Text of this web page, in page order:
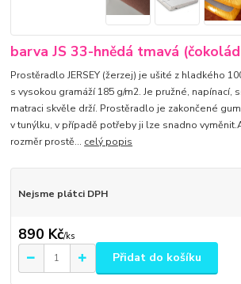
barva JS 33-hnědá tmavá
Prostěradlo JERSEY (žerzej) je ušité z hladkého
s vysokou gramáží 185 g/m2. Je pružné, napínací,
matraci skvěle drží. Prostěradlo je zakončené
v tunýlku, v případě potřeby ji lze snadno
rozměr prostě... celý popis
Nejsme plátci DPH
890 Kč/ks
Přidat do košíku